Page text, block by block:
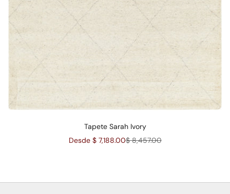
Tapete Sarah Ivory
Precio de oferta
Desde $ 7,188.00Precio normal
$ 8,457.00